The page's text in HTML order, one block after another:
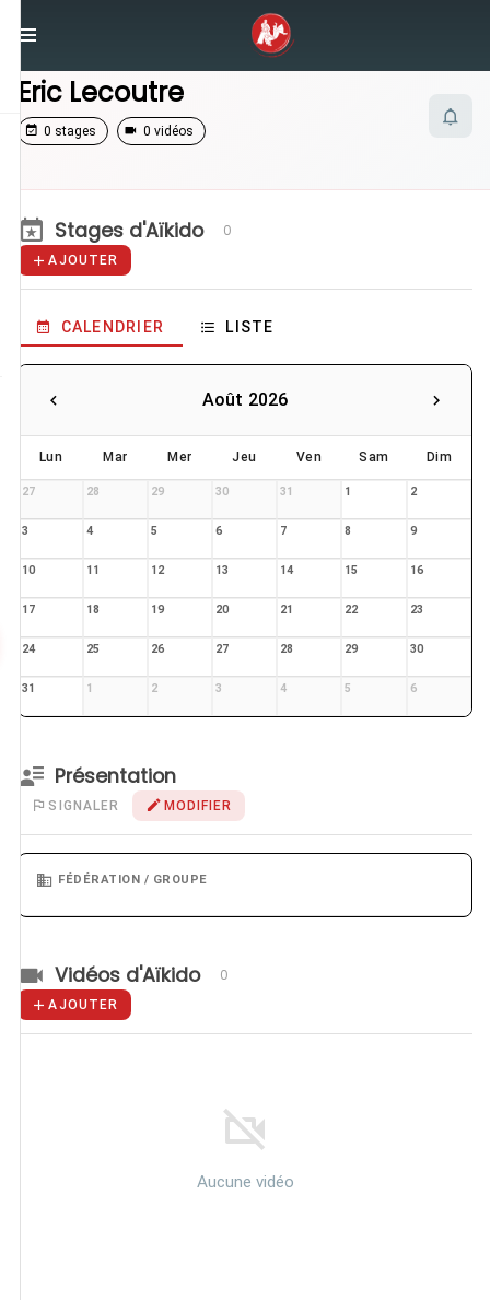
Eric Lecoutre
Eric Lecoutre
0 stages 0 vidéos
Stages d'Aïkido 0
AJOUTER
CALENDRIER LISTE
Août 2026
Lun Mar Mer Jeu Ven Sam Dim
27 28 29 30 31 1 2
3 4 5 6 7 8 9
10 11 12 13 14 15 16
17 18 19 20 21 22 23
24 25 26 27 28 29 30
31 1 2 3 4 5 6
Présentation
SIGNALER MODIFIER
FÉDÉRATION / GROUPE
Vidéos d'Aïkido 0
AJOUTER
Aucune vidéo